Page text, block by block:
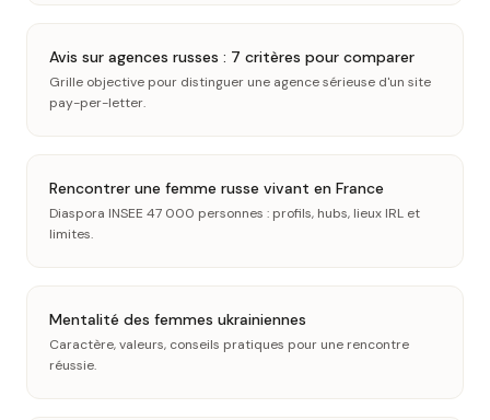
Avis sur agences russes : 7 critères pour comparer
Grille objective pour distinguer une agence sérieuse d'un site
pay-per-letter.
Rencontrer une femme russe vivant en France
Diaspora INSEE 47 000 personnes : profils, hubs, lieux IRL et
limites.
Mentalité des femmes ukrainiennes
Caractère, valeurs, conseils pratiques pour une rencontre
réussie.